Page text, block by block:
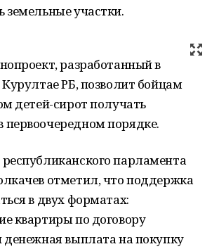
земельные участки.
разработанный в
РБ, позволит бойцам
детей-сирот получать
порядке.
парламента
отметил, что поддержка
в двух форматах:
квартиры по договору
выплата на покупку